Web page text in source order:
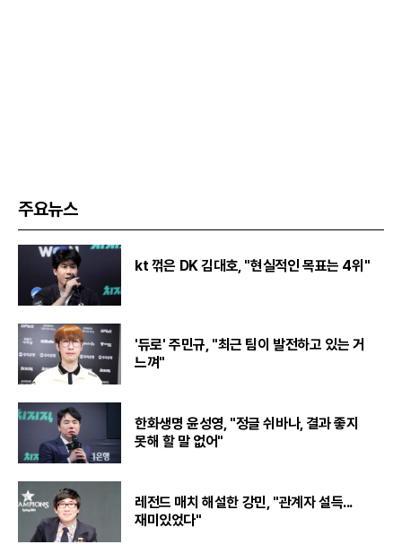
주요뉴스
kt 꺾은 DK 김대호, "현실적인 목표는 4위"
'듀로' 주민규, "최근 팀이 발전하고 있는 거
느껴"
한화생명 윤성영, "정글 쉬바나, 결과 좋지
못해 할 말 없어"
레전드 매치 해설한 강민, "관계자 설득...
재미있었다"